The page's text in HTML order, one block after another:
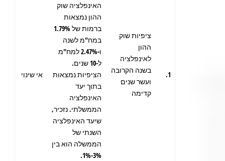
1.
ציפיות שוק
ההון
לאינפלציה
בשנה הקרובה
ועשר שנים
קדימה
האינפלציה שוק
ההון נמצאות
ברמות של 1.79%
במח"מ לשנה
ו-2.47% למח"מ
ל-10 שנים.
הציפיות נמצאות
בתוך יעד
האינפלציה
הממשלתי. נזכיר,
שיעד האינפלציה
השנתי של
הממשלה הוא בין
3%-1%.
אי שינוי